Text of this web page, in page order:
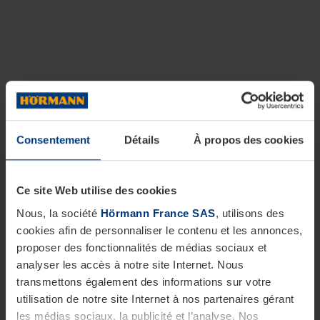
Consentement Détails À propos des cookies
Ce site Web utilise des cookies
Nous, la société Hörmann France SAS, utilisons des
cookies afin de personnaliser le contenu et les annonces,
proposer des fonctionnalités de médias sociaux et
analyser les accès à notre site Internet. Nous
transmettons également des informations sur votre
utilisation de notre site Internet à nos partenaires gérant
les médias sociaux, la publicité et l’analyse. Nos